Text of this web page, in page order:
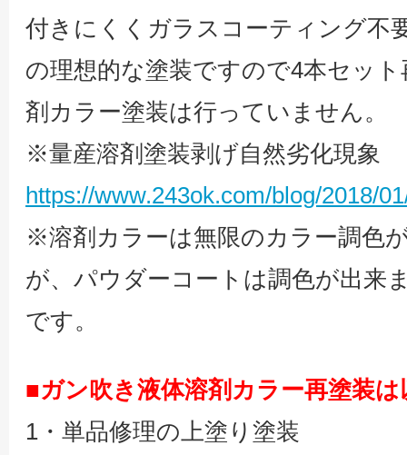
付きにくくガラスコーティング不
の理想的な塗装ですので4本セッ
剤カラー塗装は行っていません。
※量産溶剤塗装剥げ自然劣化現象
https://www.243ok.com/blog/2018/
※溶剤カラーは無限のカラー調色
が、パウダーコートは調色が出来
です。
■ガン吹き液体溶剤カラー再塗装
1・単品修理の上塗り塗装